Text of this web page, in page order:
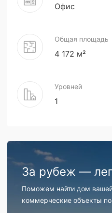
Офис
Общая площадь
4 172 м²
Уровней
1
За рубеж —
Поможем найти дом
коммерческие объекты